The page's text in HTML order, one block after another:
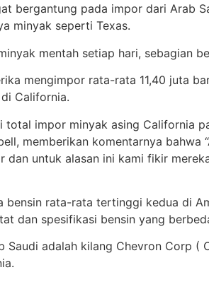
bergantung pada impor dari Arab
minyak seperti Texas.
mentah setiap hari, sebagian
mengimpor rata-rata 11,40 juta
California.
impor minyak asing California
memberikan komentarnya bahwa
dan untuk alasan ini kami fikir
bensin rata-rata tertinggi kedua di
dan spesifikasi bensin yang
adalah kilang Chevron Corp